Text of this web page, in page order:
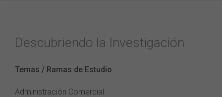
Descubriendo la Investigación
Temas / Ramas de Estudio
Administración Comercial